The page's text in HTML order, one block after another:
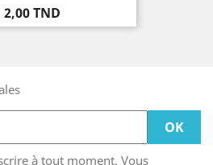
Prix
2,00 TND
à tout moment. Vous